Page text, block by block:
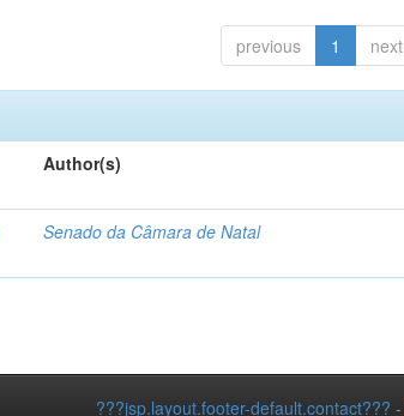
previous 1 next
Author(s)
Senado da Câmara de Natal
???jsp.layout.footer-default.contact??? -